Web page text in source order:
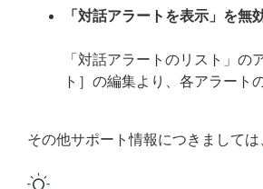
「対話アラートを表示」を
「対話アラートのリスト」
ト］の編集より、各アラート
その他サポート情報につきましては